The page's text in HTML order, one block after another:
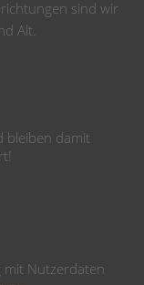
sind wir
Alt.
bleiben damit
mit Nutzerdaten